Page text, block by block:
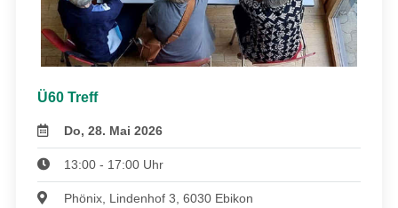
Ü60 Treff
Do, 28. Mai 2026
13:00 - 17:00 Uhr
Phönix, Lindenhof 3, 6030 Ebikon